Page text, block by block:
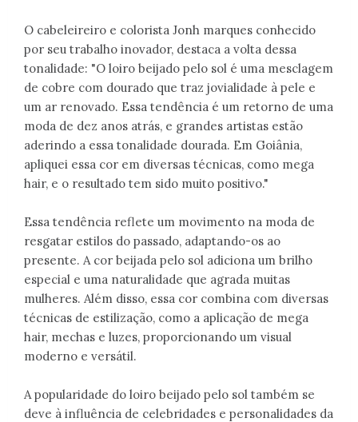
O cabeleireiro e colorista Jonh marques conhecido
por seu trabalho inovador, destaca a volta dessa
tonalidade: "O loiro beijado pelo sol é uma mesclagem
de cobre com dourado que traz jovialidade à pele e
um ar renovado. Essa tendência é um retorno de uma
moda de dez anos atrás, e grandes artistas estão
aderindo a essa tonalidade dourada. Em Goiânia,
apliquei essa cor em diversas técnicas, como mega
hair, e o resultado tem sido muito positivo."
Essa tendência reflete um movimento na moda de
resgatar estilos do passado, adaptando-os ao
presente. A cor beijada pelo sol adiciona um brilho
especial e uma naturalidade que agrada muitas
mulheres. Além disso, essa cor combina com diversas
técnicas de estilização, como a aplicação de mega
hair, mechas e luzes, proporcionando um visual
moderno e versátil.
A popularidade do loiro beijado pelo sol também se
deve à influência de celebridades e personalidades da